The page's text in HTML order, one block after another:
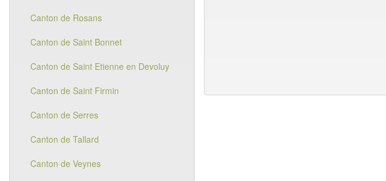
Canton de Rosans
Canton de Saint Bonnet
Canton de Saint Etienne en Devoluy
Canton de Saint Firmin
Canton de Serres
Canton de Tallard
Canton de Veynes